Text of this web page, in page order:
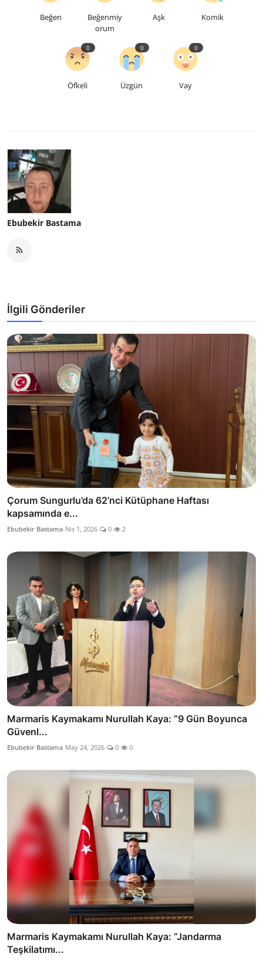
Beğen
Beğenmiy
orum
Aşk Komik
Öfkeli
0
Üzgün
0
Vay
0
Ebubekir Bastama
İlgili Gönderiler
Çorum Sungurlu’da 62’nci Kütüphane Haftası
kapsamında e...
Ebubekir Bastama Nis 1, 2026 0 2
Marmaris Kaymakamı Nurullah Kaya: “9 Gün Boyunca
Güvenl...
Ebubekir Bastama May 24, 2026 0 0
Marmaris Kaymakamı Nurullah Kaya: “Jandarma
Teşkilatımı...